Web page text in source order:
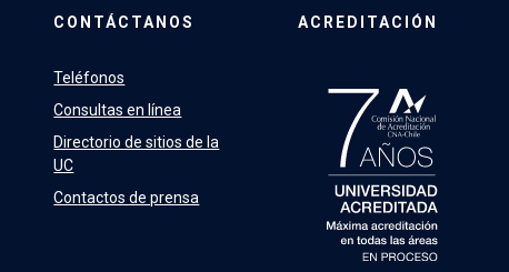
CONTÁCTANOS
Teléfonos
Consultas en línea
Directorio de sitios de la
UC
Contactos de prensa
ACREDITACIÓN